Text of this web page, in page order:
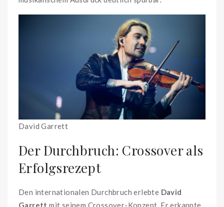
David Garrett
Der Durchbruch: Crossover als
Erfolgsrezept
Den internationalen Durchbruch erlebte David
Garrett mit seinem Crossover-Konzept. Er erkannte,